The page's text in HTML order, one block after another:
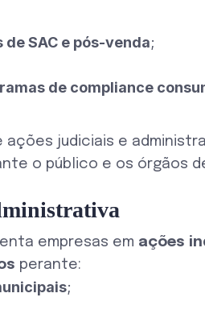
SAC e pós-venda;
de compliance
ações judiciais e
o público e os órgãos
empresas em ações
perante:
;